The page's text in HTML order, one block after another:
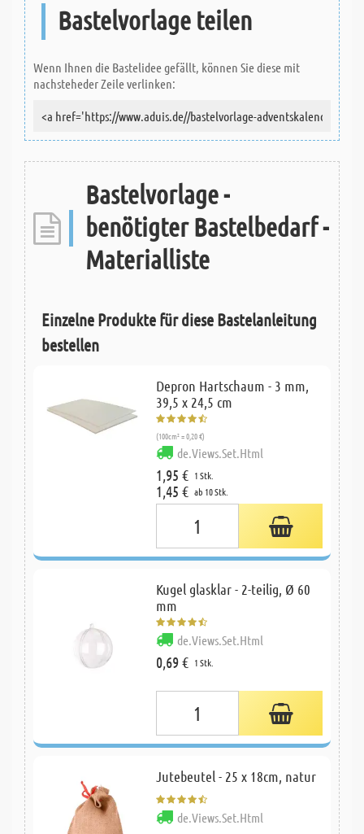
Bastelvorlage teilen
Wenn Ihnen die Bastelidee gefällt, können Sie diese mit
nachsteheder Zeile verlinken:
Bastelvorlage -
benötigter Bastelbedarf -
Materialliste
Einzelne Produkte für diese Bastelanleitung
bestellen
Depron Hartschaum - 3 mm,
39,5 x 24,5 cm
(100cm² = 0,20 €)
de.Views.Set.Html
1,95 € 1 Stk.
1,45 € ab 10 Stk.
Kugel glasklar - 2-teilig, Ø 60
mm
de.Views.Set.Html
0,69 € 1 Stk.
Jutebeutel - 25 x 18cm, natur
de.Views.Set.Html